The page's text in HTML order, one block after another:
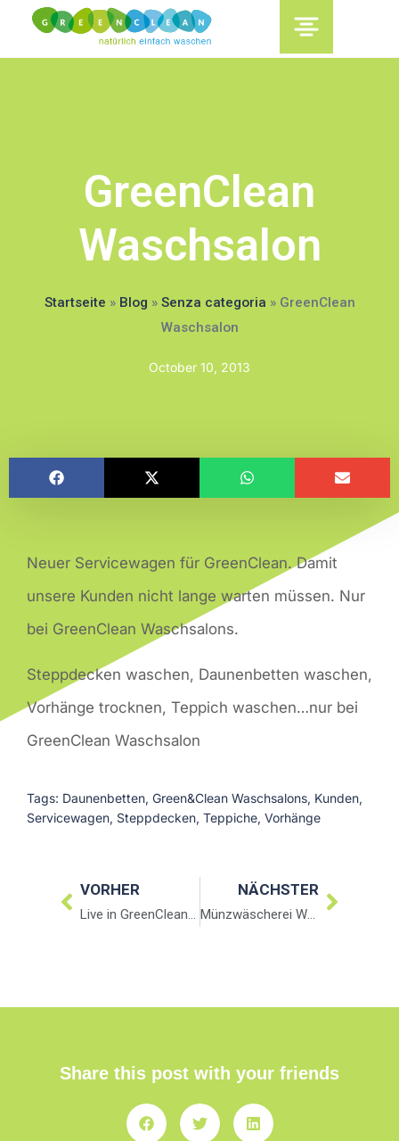
content
GreenClean
Waschsalon
Startseite » Blog » Senza categoria » GreenClean
Waschsalon
October 10, 2013
Neuer Servicewagen für GreenClean. Damit
unsere Kunden nicht lange warten müssen. Nur
bei GreenClean Waschsalons.
Steppdecken waschen, Daunenbetten waschen,
Vorhänge trocknen, Teppich waschen…nur bei
GreenClean Waschsalon
Tags: Daunenbetten, Green&Clean Waschsalons, Kunden,
Servicewagen, Steppdecken, Teppiche, Vorhänge
VORHER
Live in GreenClean Waschsalon
NÄCHSTER
Münzwäscherei Waschsalon Selbstbedienungs Waschsalon GreenClean
Share this post with your friends